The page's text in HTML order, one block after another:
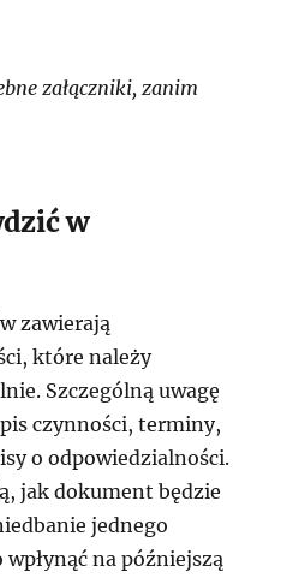
załączniki, zanim
w
zawierają
które należy
Szczególną uwagę
czynności, terminy,
o odpowiedzialności.
jak dokument będzie
jednego
na późniejszą